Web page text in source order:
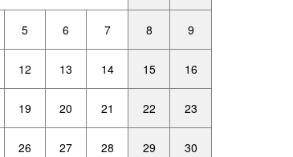
5 6 7 8 9
12 13 14 15 16
19 20 21 22 23
26 27 28 29 30